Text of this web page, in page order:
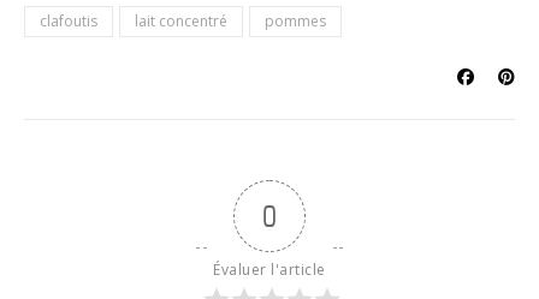
clafoutis lait concentré pommes
0
Évaluer l'article